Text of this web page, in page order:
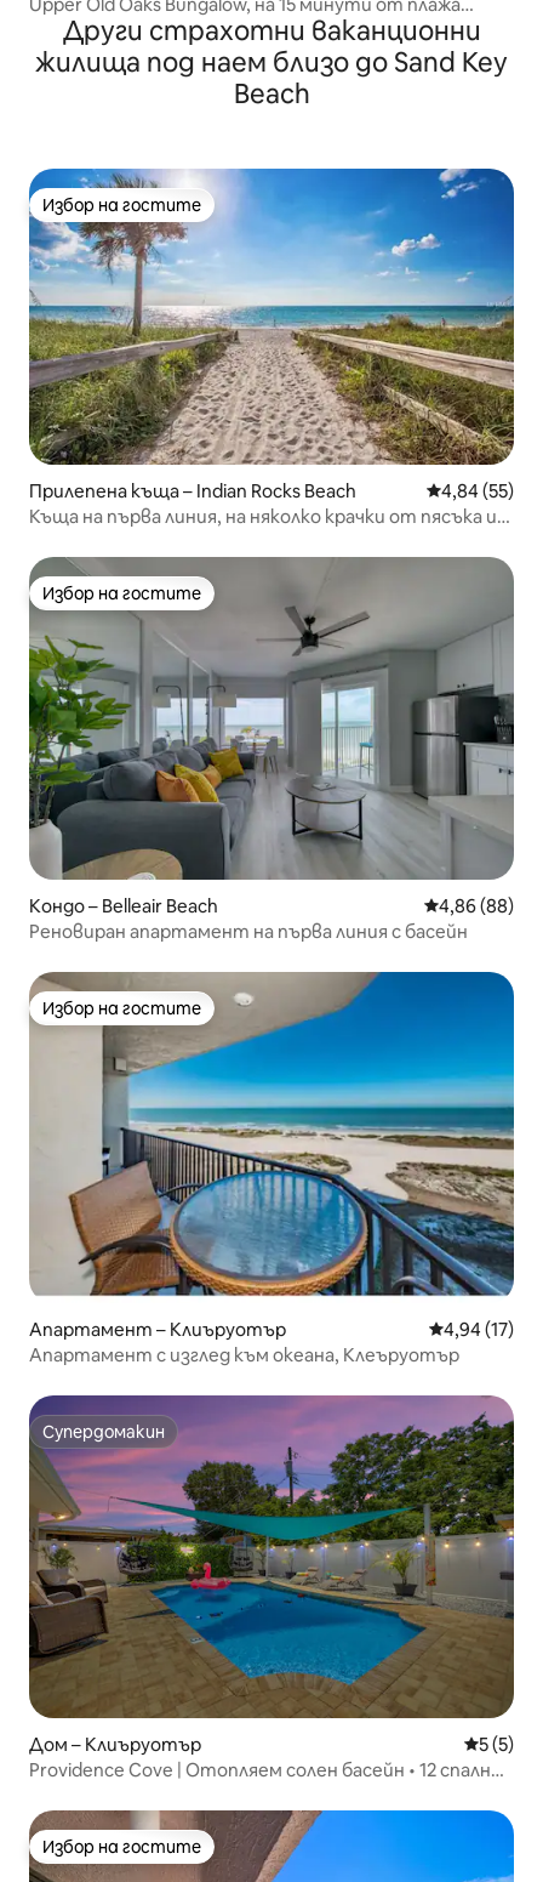
Клиъруотър
Други страхотни ваканционни
жилища под наем близо до Sand Key
Beach
Избор на гостите
Избор на гостите
Прилепена къща – Indian Rocks Beach Средна
4,84 (55)
Къща на първа линия, на няколко крачки от пясъка и
Избор на гостите
Избор на гостите
Кондо – Belleair Beach Средна
4,86 (88)
Реновиран апартамент на първа линия с басейн
Избор на гостите
Избор на гостите
Апартамент – Клиъруотър Средна
4,94 (17)
Апартамент с изглед към океана, Клеъруотър
Супердомакин
Супердомакин
Дом – Клиъруотър Средна
5 (5)
Providence Cove | Отопляем солен басейн • 12 спални
Избор на гостите
Избор на гостите